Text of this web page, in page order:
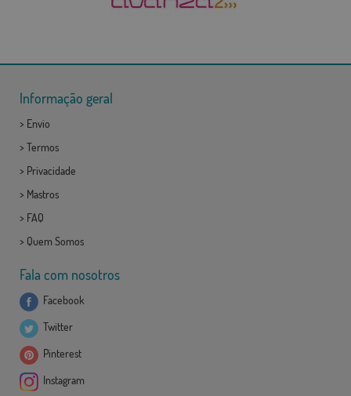
Informação geral
> Envio
> Termos
> Privacidade
> Mastros
> FAQ
> Quem Somos
Fala com nosotros
Facebook
Twitter
Pinterest
Instagram